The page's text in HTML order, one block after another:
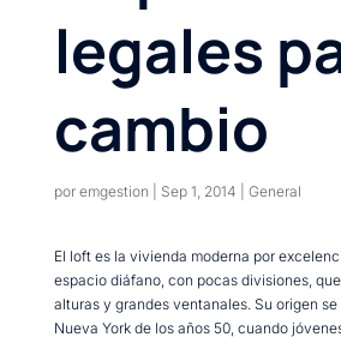
legales
cambio
por emgestion Sep 1, 2014 General
El loft es la vivienda moderna por
espacio diáfano, con pocas divisiones,
alturas y grandes ventanales. Su origen
Nueva York de los años 50, cuando